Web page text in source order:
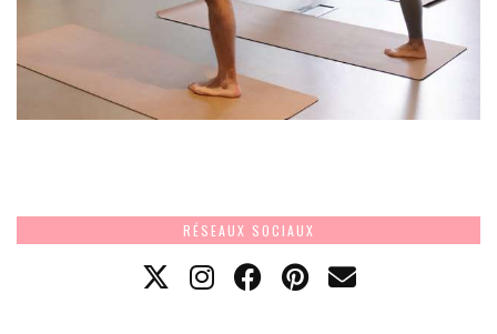
RÉSEAUX SOCIAUX